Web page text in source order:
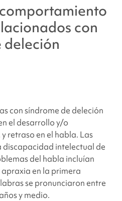
con
deleción
consíndrome de deleción
el desarrollo y/o
retraso en el habla. Las
discapacidad intelectual de
del habla incluían
en la primera
se pronunciaron entre
y medio.